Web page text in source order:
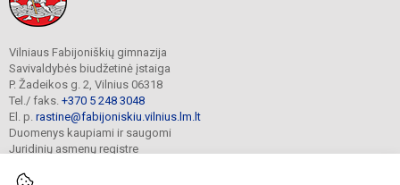
Vilniaus Fabijoniškių gimnazija
Savivaldybės biudžetinė įstaiga
P. Žadeikos g. 2, Vilnius 06318
Tel./ faks. +370 5 248 3048
El. p. rastine@fabijoniskiu.vilnius.lm.lt
Duomenys kaupiami ir saugomi
Juridinių asmenų registre